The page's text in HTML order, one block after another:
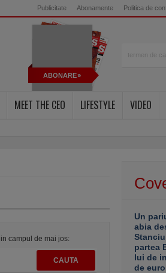
Publicitate Abonamente Politica de
ABONARE
MEET THE CEO LIFESTYLE VIDEO
campul de mai jos:
Un
abia
partea
lui de
de euro